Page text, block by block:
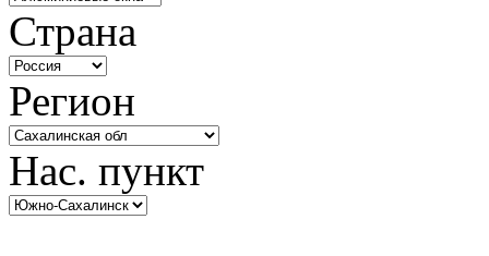
Страна
Регион
Нас. пункт